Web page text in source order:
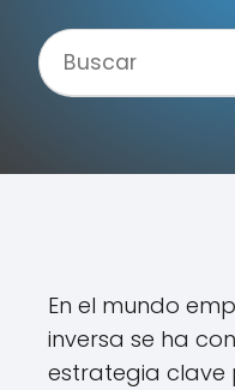
En el mundo
inversa se ha
estrategia clave